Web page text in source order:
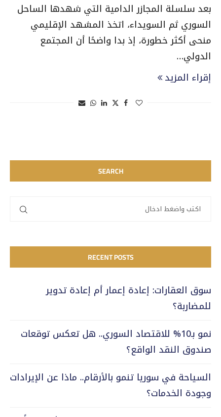
بعد سلسلة المجازر الدامية التي شهدها الساحل
السوري ثم السويداء، اتخذ المشهد الإقليمي
منحى أكثر خطورة، إذ بدا واضحًا أن المجتمع
الدولي…
إقراء المزيد
SEARCH
RECENT POSTS
سوق العقارات: إعادة إعمار أم إعادة تدوير
للمضاربة؟
نمو بـ10% للاقتصاد السوري.. هل تعكس توقعات
صندوق النقد الواقع؟
السياحة في سوريا تنمو بالأرقام.. ماذا عن الإيرادات
وجودة الخدمات؟